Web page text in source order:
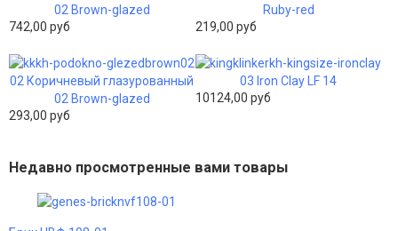
02 Brown-glazed
742,00 руб
Ruby-red
219,00 руб
02 Коричневый глазурованный
02 Brown-glazed
293,00 руб
03 Iron Clay LF 14
10124,00 руб
Недавно просмотренные вами товары